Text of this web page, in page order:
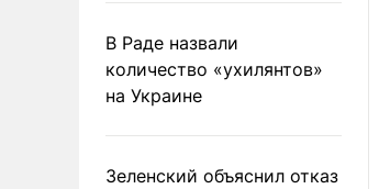
В Раде назвали
количество «ухилянтов»
на Украине
Зеленский объяснил отказ